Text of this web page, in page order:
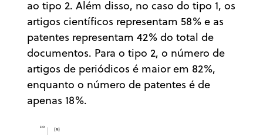
ao tipo 2. Além disso, no caso do tipo 1, os
artigos científicos representam 58% e as
patentes representam 42% do total de
documentos. Para o tipo 2, o número de
artigos de periódicos é maior em 82%,
enquanto o número de patentes é de
apenas 18%.